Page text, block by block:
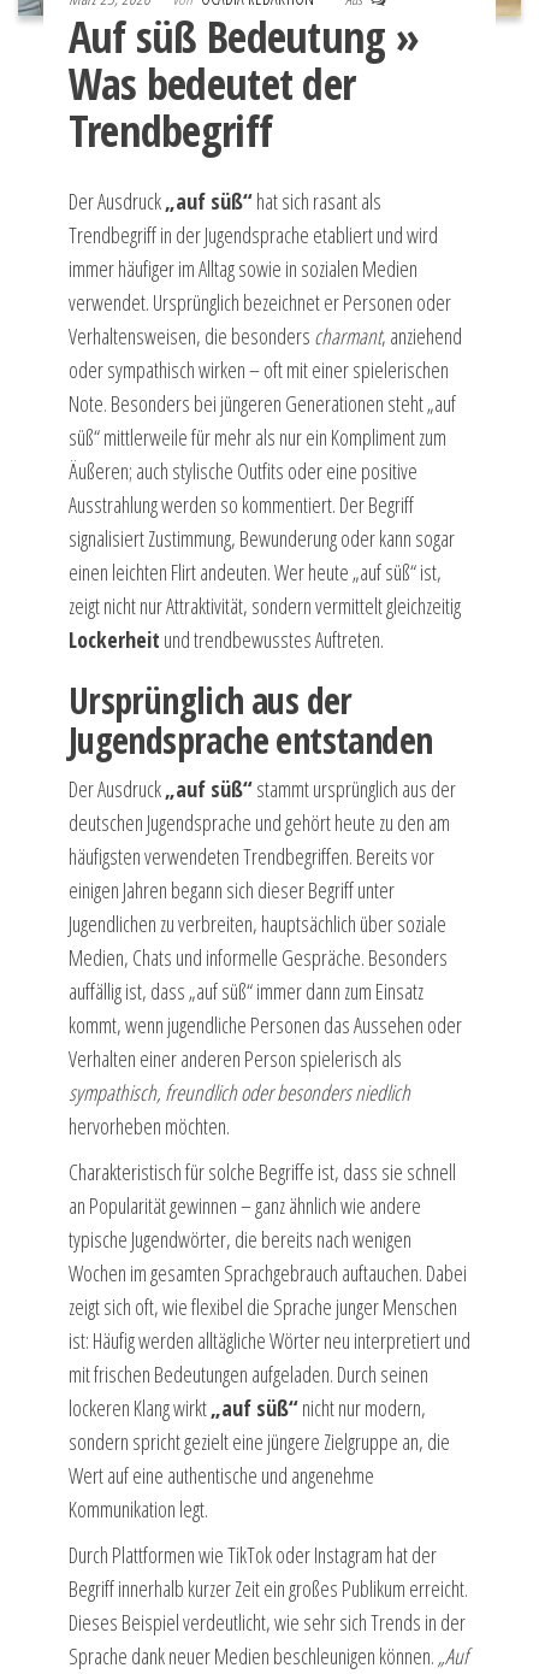
Auf süß Bedeutung »
Was bedeutet der
Trendbegriff
Der Ausdruck„auf süß“hat sich rasant als
Trendbegriff in der Jugendsprache etabliert und wird
immer häufiger im Alltag sowie in sozialen Medien
verwendet. Ursprünglich bezeichnet er Personen oder
Verhaltensweisen, die besonders charmant, anziehend
oder sympathisch wirken – oft mit einer spielerischen
Note. Besonders bei jüngeren Generationen steht „auf
süß“ mittlerweile für mehr als nur ein Kompliment zum
Äußeren; auch stylische Outfits oder eine positive
Ausstrahlung werden so kommentiert. Der Begriff
signalisiert Zustimmung, Bewunderung oder kann sogar
einen leichten Flirt andeuten. Wer heute „auf süß“ ist,
zeigt nicht nur Attraktivität, sondern vermittelt gleichzeitig
Lockerheit und trendbewusstes Auftreten.
Ursprünglich aus der
Jugendsprache entstanden
Der Ausdruck„auf süß“stammt ursprünglich aus der
deutschen Jugendsprache und gehört heute zu den am
häufigsten verwendeten Trendbegriffen. Bereits vor
einigen Jahren begann sich dieser Begriff unter
Jugendlichen zu verbreiten, hauptsächlich über soziale
Medien, Chats und informelle Gespräche. Besonders
auffällig ist, dass „auf süß“ immer dann zum Einsatz
kommt, wenn jugendliche Personen das Aussehen oder
Verhalten einer anderen Person spielerisch als
sympathisch, freundlich oder besonders niedlich
hervorheben möchten.
Charakteristisch für solche Begriffe ist, dass sie schnell
an Popularität gewinnen – ganz ähnlich wie andere
typische Jugendwörter, die bereits nach wenigen
Wochen im gesamten Sprachgebrauch auftauchen. Dabei
zeigt sich oft, wie flexibel die Sprache junger Menschen
ist: Häufig werden alltägliche Wörter neu interpretiert und
mit frischen Bedeutungen aufgeladen. Durch seinen
lockeren Klang wirkt„auf süß“nicht nur modern,
sondern spricht gezielt eine jüngere Zielgruppe an, die
Wert auf eine authentische und angenehme
Kommunikation legt.
Durch Plattformen wie TikTok oder Instagram hat der
Begriff innerhalb kurzer Zeit ein großes Publikum erreicht.
Dieses Beispiel verdeutlicht, wie sehr sich Trends in der
Sprache dank neuer Medien beschleunigen können. „Auf